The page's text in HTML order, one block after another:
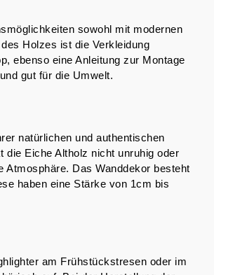
sowohl mit modernen
Holzes ist die Verkleidung
ebenso eine Anleitung zur Montage
gut für die Umwelt.
natürlichen und authentischen
Eiche Altholz nicht unruhig oder
Das Wanddekor besteht
haben eine Stärke von 1cm bis
am Frühstückstresen oder im